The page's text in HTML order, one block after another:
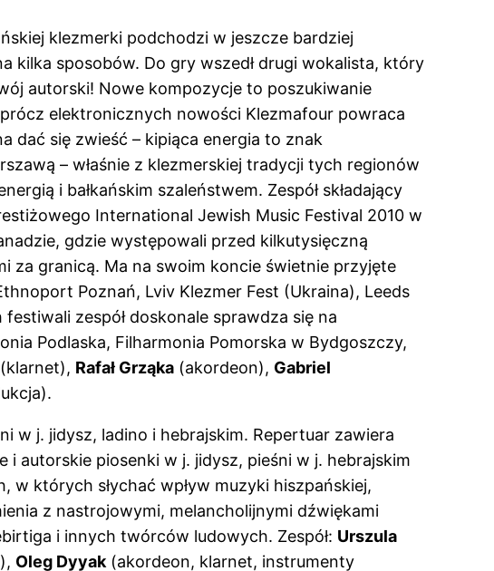
klezmerki podchodzi w jeszcze bardziej
kilka sposobów. Do gry wszedł drugi wokalista, który
autorski! Nowe kompozycje to poszukiwanie
elektronicznych nowości Klezmafour powraca
dać się zwieść – kipiąca energia to znak
– właśnie z klezmerskiej tradycji tych regionów
i bałkańskim szaleństwem. Zespół składający
International Jewish Music Festival 2010 w
gdzie występowali przed kilkutysięczną
za granicą. Ma na swoim koncie świetnie przyjęte
Poznań, Lviv Klezmer Fest (Ukraina), Leeds
zespół doskonale sprawdza się na
Podlaska, Filharmonia Pomorska w Bydgoszczy,
(klarnet), Rafał Grząka (akordeon), Gabriel
w j. jidysz, ladino i hebrajskim. Repertuar zawiera
autorskie piosenki w j. jidysz, pieśni w j. hebrajskim
których słychać wpływ muzyki hiszpańskiej,
z nastrojowymi, melancholijnymi dźwiękami
i innych twórców ludowych. Zespół: Urszula
Oleg Dyyak(akordeon, klarnet, instrumenty